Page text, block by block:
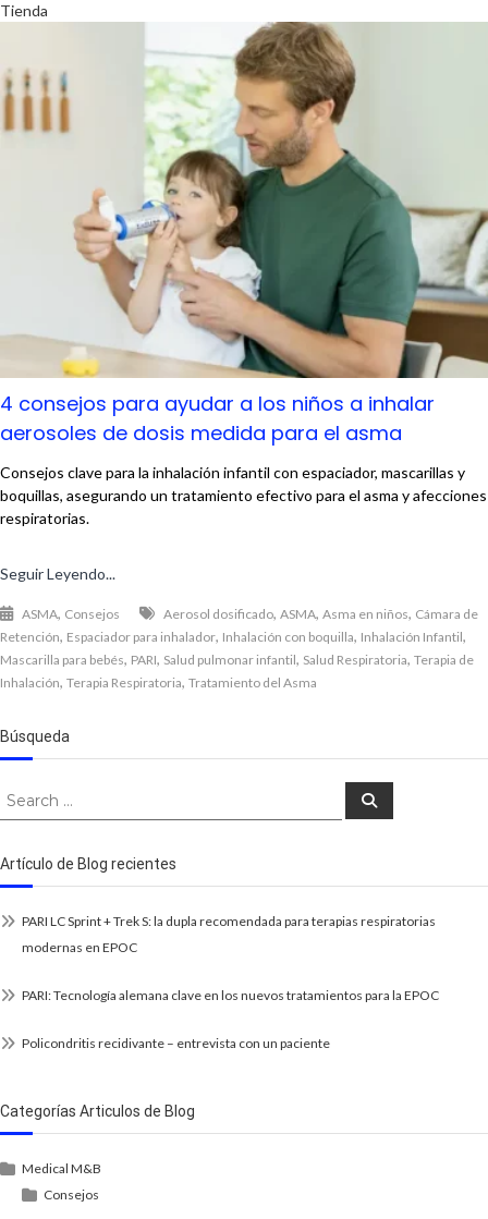
Tienda
4 consejos para ayudar a los niños a inhalar
aerosoles de dosis medida para el asma
Consejos clave para la inhalación infantil con espaciador, mascarillas y
boquillas, asegurando un tratamiento efectivo para el asma y afecciones
respiratorias.
Seguir Leyendo...
ASMA, Consejos Aerosol dosificado, ASMA, Asma en niños, Cámara de
Retención, Espaciador para inhalador, Inhalación con boquilla, Inhalación Infantil,
Mascarilla para bebés, PARI, Salud pulmonar infantil, Salud Respiratoria, Terapia de
Inhalación, Terapia Respiratoria, Tratamiento del Asma
Búsqueda
Search
Search
Artículo de Blog recientes
PARI LC Sprint + Trek S: la dupla recomendada para terapias respiratorias
modernas en EPOC
PARI: Tecnología alemana clave en los nuevos tratamientos para la EPOC
Policondritis recidivante – entrevista con un paciente
Categorías Articulos de Blog
Medical M&B
Consejos